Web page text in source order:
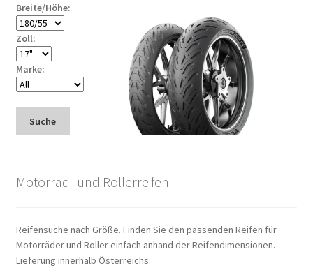
Breite/Höhe:
Zoll:
Marke:
Suche
Motorrad- und Rollerreifen
Reifensuche nach Größe. Finden Sie den passenden Reifen für
Motorräder und Roller einfach anhand der Reifendimensionen.
Lieferung innerhalb Österreichs.